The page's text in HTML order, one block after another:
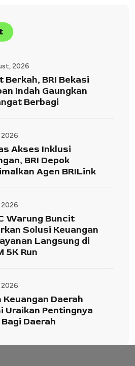
2026
Berkah, BRI Bekasi
Indah Gaungkan
Berbagi
2026
Akses Inklusi
BRI Depok
Agen BRILink
2026
Warung Buncit
Solusi Keuangan
Langsung di
5K Run
2026
Keuangan Daerah
Uraikan Pentingnya
Bagi Daerah